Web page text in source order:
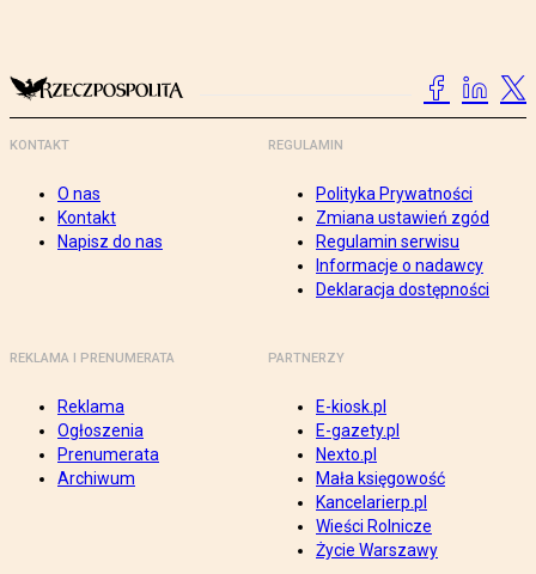
KONTAKT
O nas
Kontakt
Napisz do nas
REGULAMIN
Polityka Prywatności
Zmiana ustawień zgód
Regulamin serwisu
Informacje o nadawcy
Deklaracja dostępności
REKLAMA I PRENUMERATA
Reklama
Ogłoszenia
Prenumerata
Archiwum
PARTNERZY
E-kiosk.pl
E-gazety.pl
Nexto.pl
Mała księgowość
Kancelarierp.pl
Wieści Rolnicze
Życie Warszawy